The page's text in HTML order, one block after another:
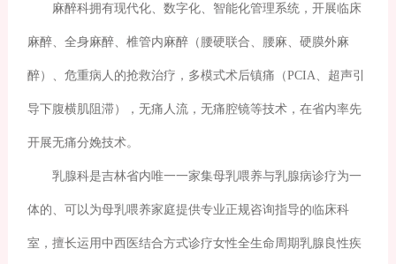
麻醉科拥有现代化、数字化、智能化管理系统，开展临床
麻醉、全身麻醉、椎管内麻醉（腰硬联合、腰麻、硬膜外麻
醉）、危重病人的抢救治疗，多模式术后镇痛（PCIA、超声引
导下腹横肌阻滞），无痛人流，无痛腔镜等技术，在省内率先
开展无痛分娩技术。
乳腺科是吉林省内唯一一家集母乳喂养与乳腺病诊疗为一
体的、可以为母乳喂养家庭提供专业正规咨询指导的临床科
室，擅长运用中西医结合方式诊疗女性全生命周期乳腺良性疾